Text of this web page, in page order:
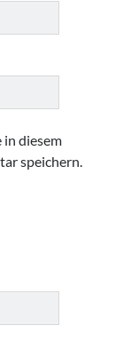
in diesem
speichern.